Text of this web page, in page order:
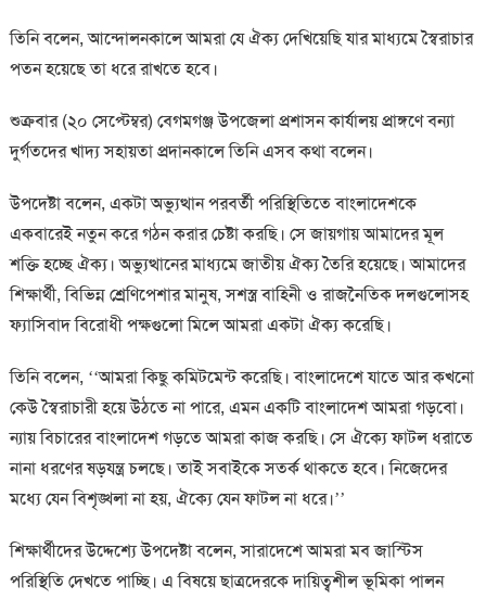
তিনি বলেন, আন্দোলনকালে আমরা যে ঐক্য দেখিয়েছি যার মাধ্যমে স্বৈরাচার
পতন হয়েছে তা ধরে রাখতে হবে।
শুক্রবার (২০ সেপ্টেম্বর) বেগমগঞ্জ উপজেলা প্রশাসন কার্যালয় প্রাঙ্গণে বন্যা
দুর্গতদের খাদ্য সহায়তা প্রদানকালে তিনি এসব কথা বলেন।
উপদেষ্টা বলেন, একটা অভ্যুত্থান পরবর্তী পরিস্থিতিতে বাংলাদেশকে
একবারেই নতুন করে গঠন করার চেষ্টা করছি। সে জায়গায় আমাদের মূল
শক্তি হচ্ছে ঐক্য। অভ্যুত্থানের মাধ্যমে জাতীয় ঐক্য তৈরি হয়েছে। আমাদের
শিক্ষার্থী, বিভিন্ন শ্রেণিপেশার মানুষ, সশস্ত্র বাহিনী ও রাজনৈতিক দলগুলোসহ
ফ্যাসিবাদ বিরোধী পক্ষগুলো মিলে আমরা একটা ঐক্য করেছি।
তিনি বলেন, ‘‘আমরা কিছু কমিটমেন্ট করেছি। বাংলাদেশে যাতে আর কখনো
কেউ স্বৈরাচারী হয়ে উঠতে না পারে, এমন একটি বাংলাদেশ আমরা গড়বো।
ন্যায় বিচারের বাংলাদেশ গড়তে আমরা কাজ করছি। সে ঐক্যে ফাটল ধরাতে
নানা ধরণের ষড়যন্ত্র চলছে। তাই সবাইকে সতর্ক থাকতে হবে। নিজেদের
মধ্যে যেন বিশৃঙ্খলা না হয়, ঐক্যে যেন ফাটল না ধরে।’’
শিক্ষার্থীদের উদ্দেশ্যে উপদেষ্টা বলেন, সারাদেশে আমরা মব জাস্টিস
পরিস্থিতি দেখতে পাচ্ছি। এ বিষয়ে ছাত্রদেরকে দায়িত্বশীল ভূমিকা পালন